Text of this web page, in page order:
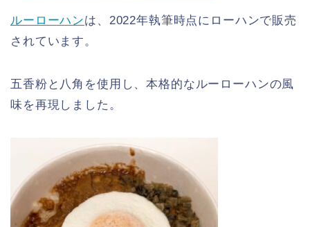
ルーローハンは、2022年執筆時点にローハンで販売
されています。
五香粉と八角を使用し、本格的なルーローハンの風
味を再現しました。